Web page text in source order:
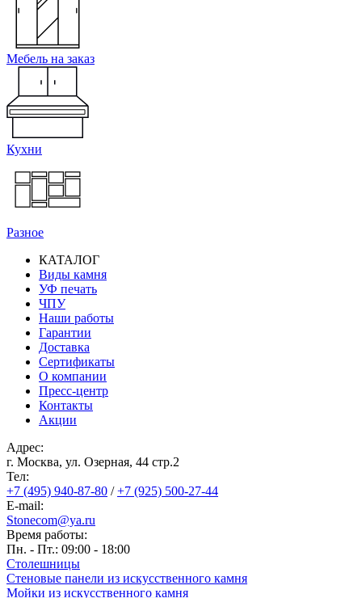
Мебель на заказ
Кухни
Разное
Основная
навигация
КАТАЛОГ
Виды камня
УФ печать
ЧПУ
Наши работы
Гарантии
Доставка
Сертификаты
О компании
Пресс-центр
Контакты
Акции
Адрес:
г. Москва, ул. Озерная, 44 cтр.2
Тел:
+7 (495) 940-87-80 /+7 (925) 500-27-44
E-mail:
Stonecom@ya.ru
Время работы:
Пн. - Пт.: 09:00 - 18:00
Столешницы
Стеновые панели из искусственного камня
Мойки из искусственного камня